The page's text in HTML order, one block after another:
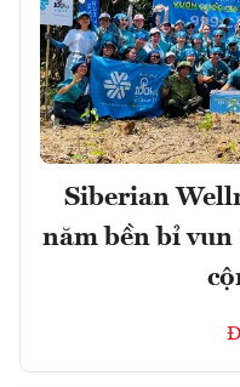
Siberian
năm bền bỉ